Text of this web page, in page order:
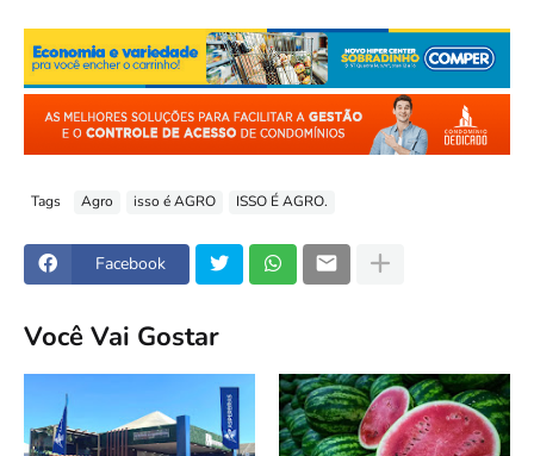
Tags Agro isso é AGRO ISSO É AGRO.
Facebook
Você Vai Gostar